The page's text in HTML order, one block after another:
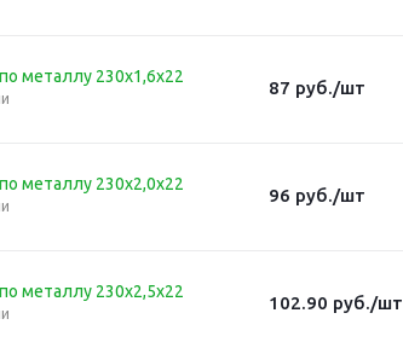
металлу 230х1,6х22
87 руб./шт
металлу 230х2,0х22
96 руб./шт
металлу 230х2,5х22
102.90 руб./шт